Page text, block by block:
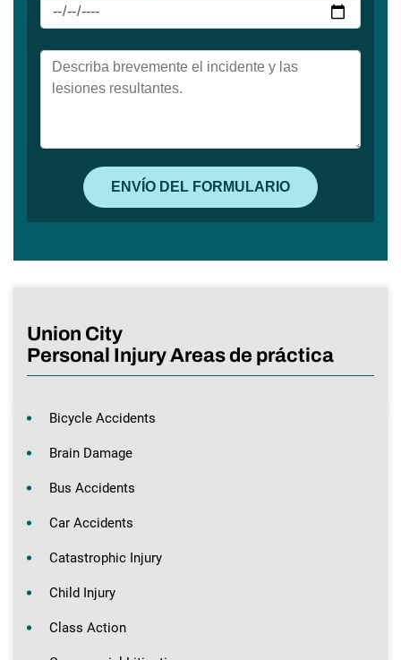
Union City
Personal Injury Areas de práctica
Bicycle Accidents
Brain Damage
Bus Accidents
Car Accidents
Catastrophic Injury
Child Injury
Class Action